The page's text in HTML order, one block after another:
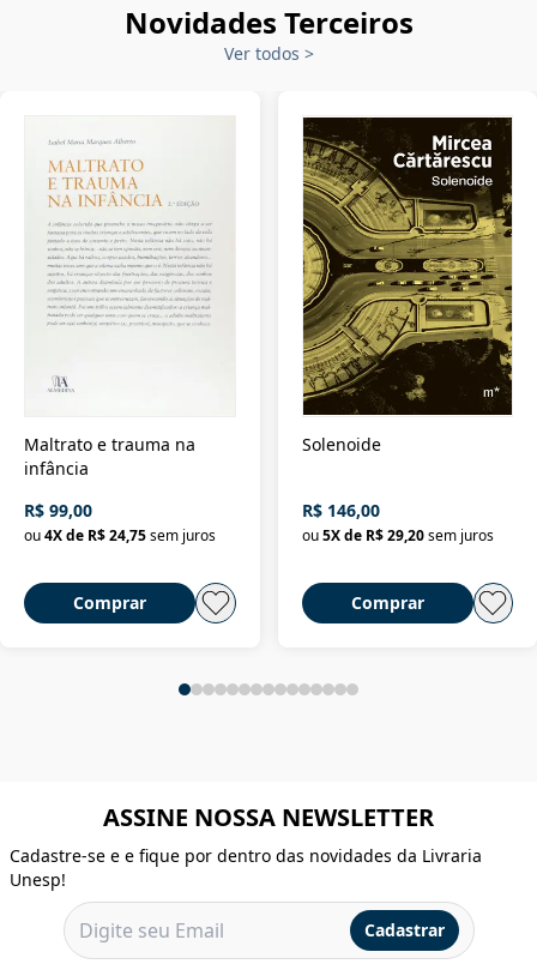
Novidades Terceiros
Ver todos >
Maltrato e trauma na
infância
R$ 99,00
ou4X de R$ 24,75sem juros
Comprar
Solenoide
R$ 146,00
ou 5X de R$ 29,20 sem juros
Comprar
ASSINE NOSSA NEWSLETTER
Cadastre-se e e fique por dentro das novidades da Livraria
Unesp!
Cadastrar